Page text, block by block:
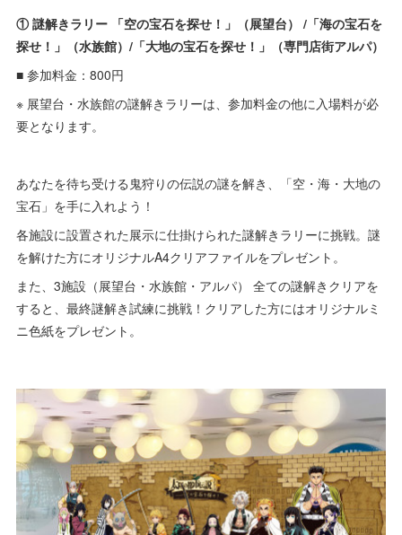
① 謎解きラリー 「空の宝石を探せ！」（展望台） /「海の宝石を
探せ！」（水族館）/「大地の宝石を探せ！」（専門店街アルパ）
■ 参加料金：800円
※ 展望台・水族館の謎解きラリーは、参加料金の他に入場料が必
要となります。
あなたを待ち受ける鬼狩りの伝説の謎を解き、「空・海・大地の
宝石」を手に入れよう！
各施設に設置された展示に仕掛けられた謎解きラリーに挑戦。謎
を解けた方にオリジナルA4クリアファイルをプレゼント。
また、3施設（展望台・水族館・アルパ） 全ての謎解きクリアを
すると、最終謎解き試練に挑戦！クリアした方にはオリジナルミ
ニ色紙をプレゼント。